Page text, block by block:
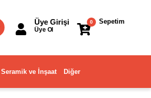
Sepetim
0
Üye Girişi
Üye Ol
Seramik ve İnşaat Diğer